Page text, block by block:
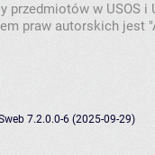
przedmiotów w USOS
praw autorskich jest
7.2.0.0-6 (2025-09-29)